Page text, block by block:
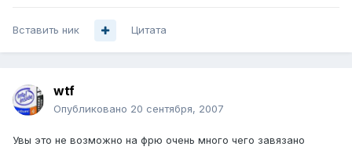
Вставить ник Цитата
wtf
Опубликовано 20 сентября, 2007
Увы это не возможно на фрю очень много чего завязано